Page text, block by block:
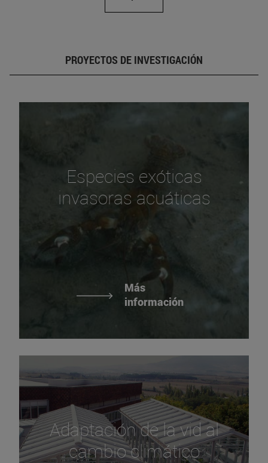
PROYECTOS DE INVESTIGACIÓN
Especies exóticas
invasoras acuáticas
Más
información
Adaptación de la vid al
cambio climático